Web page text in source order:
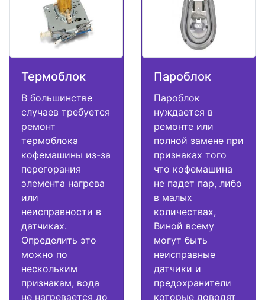
Термоблок
В большинстве
случаев требуется
ремонт
термоблока
кофемашины из-за
перегорания
элемента нагрева
или
неисправности в
датчиках.
Определить это
можно по
нескольким
признакам, вода
не нагревается до
Пароблок
Пароблок
нуждается в
ремонте или
полной замене при
признаках того
что кофемашина
не падет пар, либо
в малых
количествах,
Виной всему
могут быть
неисправные
датчики и
предохранители
которые доводят